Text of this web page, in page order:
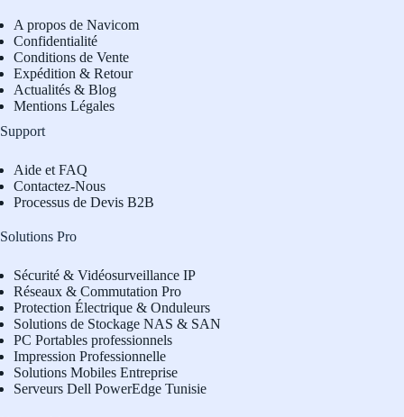
A propos de Navicom
Confidentialité
Conditions de Vente
Expédition & Retour
Actualités & Blog
Mentions Légales
Support
Aide et FAQ
Contactez-Nous
Processus de Devis B2B
Solutions Pro
Sécurité & Vidéosurveillance IP
Réseaux & Commutation Pro
Protection Électrique & Onduleurs
Solutions de Stockage NAS & SAN
PC Portables professionnels
Impression Professionnelle
Solutions Mobiles Entreprise
Serveurs Dell PowerEdge Tunisie